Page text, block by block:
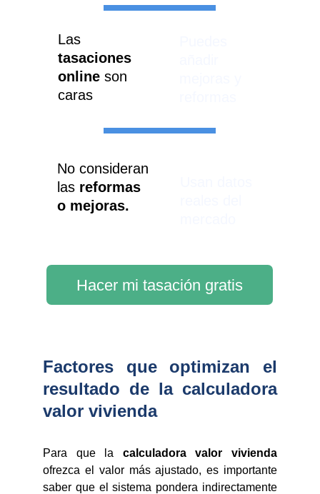
Hacer mi tasación gratis
Las
tasaciones
online son
caras
No consideran
las reformas
o mejoras.
Factores que optimizan el
resultado de la calculadora
valor vivienda
Para que la calculadora valor vivienda
ofrezca el valor más ajustado, es importante
saber que el sistema pondera indirectamente